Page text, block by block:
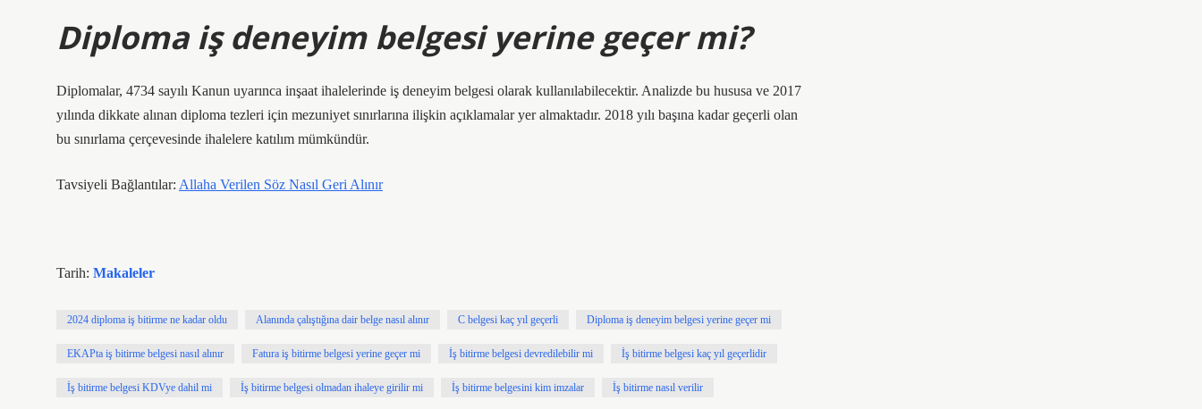
Diploma iş deneyim belgesi yerine geçer mi?
Diplomalar, 4734 sayılı Kanun uyarınca inşaat ihalelerinde iş deneyim belgesi olarak kullanılabilecektir. Analizde bu hususa ve 2017
yılında dikkate alınan diploma tezleri için mezuniyet sınırlarına ilişkin açıklamalar yer almaktadır. 2018 yılı başına kadar geçerli olan
bu sınırlama çerçevesinde ihalelere katılım mümkündür.
Tavsiyeli Bağlantılar: Allaha Verilen Söz Nasıl Geri Alınır
Tarih: Makaleler
2024 diploma iş bitirme ne kadar oldu Alanında çalıştığına dair belge nasıl alınır C belgesi kaç yıl geçerli Diploma iş deneyim belgesi yerine geçer mi
EKAPta iş bitirme belgesi nasıl alınır Fatura iş bitirme belgesi yerine geçer mi İş bitirme belgesi devredilebilir mi İş bitirme belgesi kaç yıl geçerlidir
İş bitirme belgesi KDVye dahil mi İş bitirme belgesi olmadan ihaleye girilir mi İş bitirme belgesini kim imzalar İş bitirme nasıl verilir